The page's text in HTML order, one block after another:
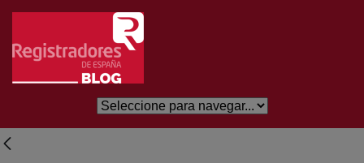
Salta al contingut principal